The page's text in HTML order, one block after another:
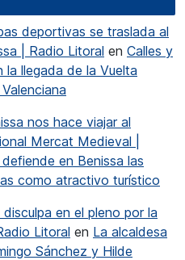
deportivas se traslada al
| Radio Litoral en Calles y
llegada de la Vuelta
nos hace viajar al
Mercat Medieval |
en Benissa las
como atractivo turístico
en el pleno por la
Litoral en La alcaldesa
Sánchez y Hilde